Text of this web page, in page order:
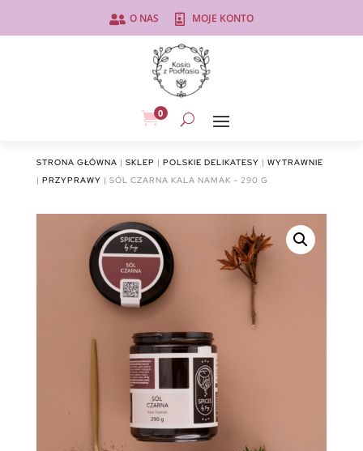
 O NAS  MOJE KONTO
0
STRONA GŁÓWNA | SKLEP | POLSKIE DELIKATESY | WYTRAWNIE
| PRZYPRAWY | SÓL CZARNA KALA NAMAK – 290 G